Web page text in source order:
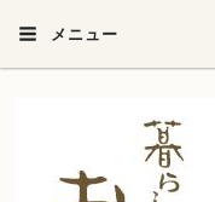
メニュー